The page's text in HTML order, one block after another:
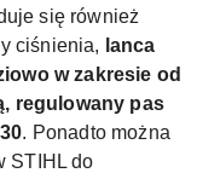
się również
ciśnienia, lanca
w zakresie od
regulowany pas
. Ponadto można
STIHL do